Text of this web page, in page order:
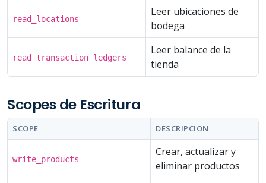
read_locations
Leer ubicaciones de
bodega
read_transaction_ledgers
Leer balance de la
tienda
Scopes de Escritura
SCOPE DESCRIPCION
write_products
Crear, actualizar y
eliminar productos